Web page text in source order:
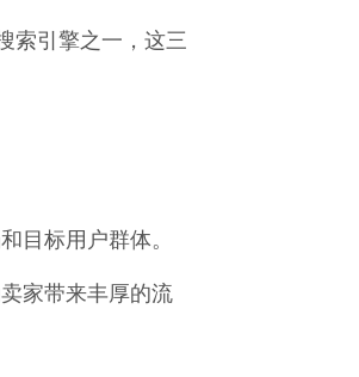
索引擎之一，这三
目标用户群体。
家带来丰厚的流